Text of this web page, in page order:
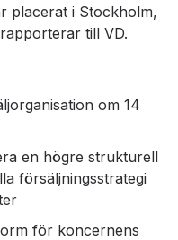
placerat i Stockholm,
till VD.
om 14
en högre strukturell
försäljningsstrategi
för koncernens